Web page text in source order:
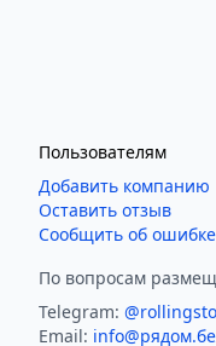
Пользователям
Добавить компанию
Оставить отзыв
Сообщить об ошибке
По вопросам
Telegram:
Email: